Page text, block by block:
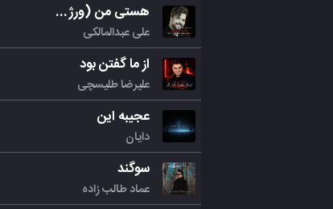
هستی من (ورژن جدید)
علی عبدالمالکی
از ما گفتن بود
علیرضا طلیسچی
عجیبه این
دایان
سوگند
عماد طالب زاده